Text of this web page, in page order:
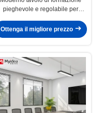
pieghevole e regolabile per
Forma rettangolare per
Ottenga il migliore prezzo